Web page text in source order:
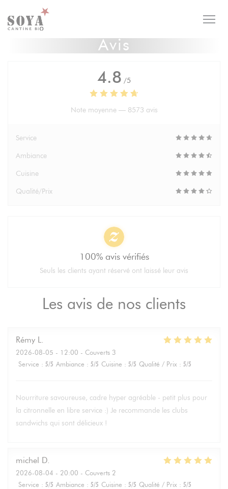
Personnalisation de vos choix en matière de cookies
Avis
Les avis de nos clients
Rémy L
2026-08-05 - 12:00 - Couverts 3
Service : 5/5 Ambiance : 5/5 Cuisine : 5/5 Qualité / Prix : 5/5
Nourriture savoureuse, cadre hyper agréable - petit plus pour
la citronnelle en libre service :) Je recommande les clubs
sandwichs qui sont délicieux !
michel D
2026-08-04 - 20:00 - Couverts 2
Service : 5/5 Ambiance : 5/5 Cuisine : 5/5 Qualité / Prix : 5/5
4.8 /5
Note moyenne — 8573 avis
Service
Ambiance
Cuisine
Qualité/Prix
100% avis vérifiés
Seuls les clients ayant réservé ont laissé leur avis